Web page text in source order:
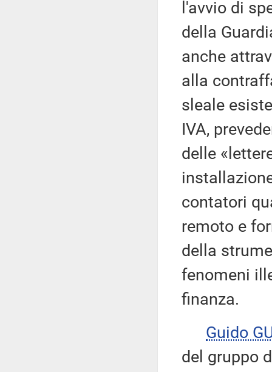
l'avvio di
della
anche
alla
sleale
IVA,
delle
contatori
remoto e
della
fenomeni
finanza.
Guido
del gruppo